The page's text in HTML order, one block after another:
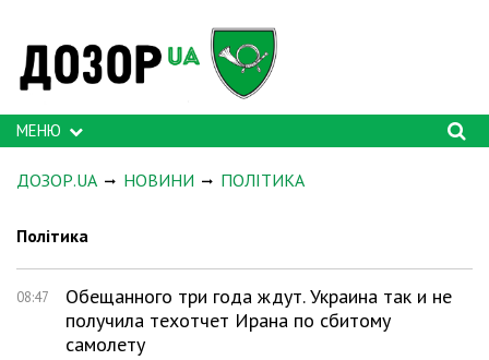
МЕНЮ
ДОЗОР.UA НОВИНИ ПОЛІТИКА
Політика
08:47
Обещанного три года ждут. Украина так и не
получила техотчет Ирана по сбитому
самолету